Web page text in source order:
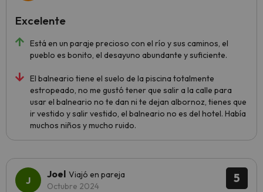
Está en un paraje precioso con el río y sus caminos, el
pueblo es bonito, el desayuno abundante y suficiente.
El balneario tiene el suelo de la piscina totalmente
estropeado, no me gustó tener que salir a la calle para
usar el balneario no te dan ni te dejan albornoz, tienes que
ir vestido y salir vestido, el balneario no es del hotel. Había
muchos niños y mucho ruido.
Excelente
5
Joel Viajó en pareja
Octubre 2024